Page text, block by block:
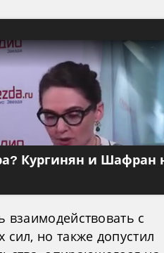
Кургинян и Шафран
взаимодействовать с
сил, но также допустил